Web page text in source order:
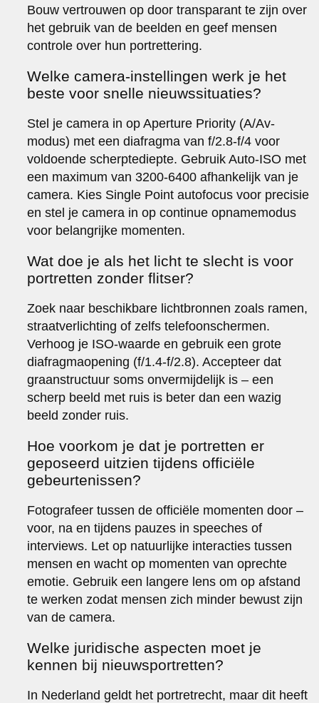
Bouw vertrouwen op door transparant te zijn over
het gebruik van de beelden en geef mensen
controle over hun portrettering.
Welke camera-instellingen werk je het
beste voor snelle nieuwssituaties?
Stel je camera in op Aperture Priority (A/Av-
modus) met een diafragma van f/2.8-f/4 voor
voldoende scherptediepte. Gebruik Auto-ISO met
een maximum van 3200-6400 afhankelijk van je
camera. Kies Single Point autofocus voor precisie
en stel je camera in op continue opnamemodus
voor belangrijke momenten.
Wat doe je als het licht te slecht is voor
portretten zonder flitser?
Zoek naar beschikbare lichtbronnen zoals ramen,
straatverlichting of zelfs telefoonschermen.
Verhoog je ISO-waarde en gebruik een grote
diafragmaopening (f/1.4-f/2.8). Accepteer dat
graanstructuur soms onvermijdelijk is – een
scherp beeld met ruis is beter dan een wazig
beeld zonder ruis.
Hoe voorkom je dat je portretten er
geposeerd uitzien tijdens officiële
gebeurtenissen?
Fotografeer tussen de officiële momenten door –
voor, na en tijdens pauzes in speeches of
interviews. Let op natuurlijke interacties tussen
mensen en wacht op momenten van oprechte
emotie. Gebruik een langere lens om op afstand
te werken zodat mensen zich minder bewust zijn
van de camera.
Welke juridische aspecten moet je
kennen bij nieuwsportretten?
In Nederland geldt het portretrecht, maar dit heeft